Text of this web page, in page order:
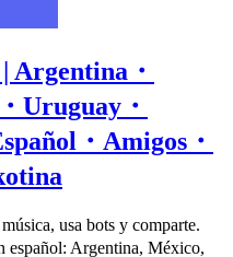
Argentina・
Uruguay・
・Amigos・
usa bots y comparte.
español: Argentina, México,